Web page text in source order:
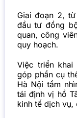
Giai đoạn 2,
đầu tư đồng
quan, công
quy hoạch.
Việc triển
góp phần cụ
Hà Nội tầm
tái định vị hồ
kinh tế dịch vụ,